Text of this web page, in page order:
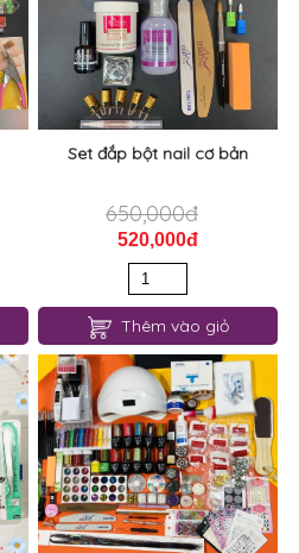
Set đắp bột nail cơ bản
650,000đ
520,000đ
Thêm vào giỏ